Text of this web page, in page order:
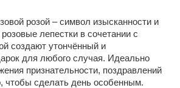
розой – символ изысканности и
лепестки в сочетании с
создают утончённый и
для любого случая. Идеально
признательности, поздравлений
чтобы сделать день особенным.